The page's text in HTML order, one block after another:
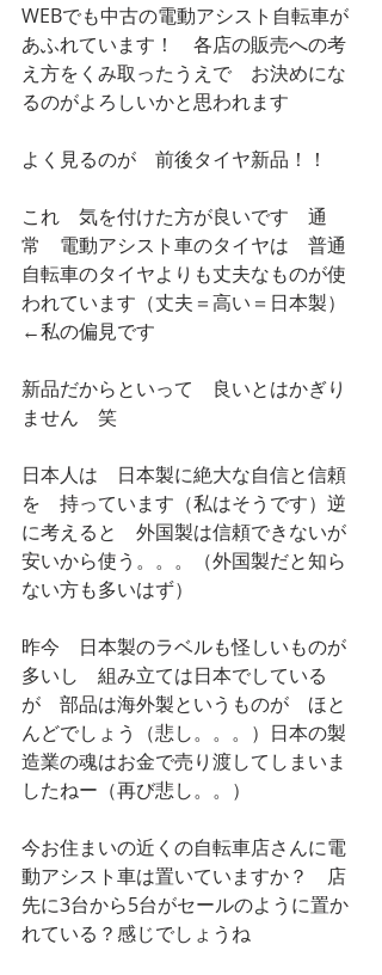
WEBでも中古の電動アシスト自転車が
あふれています！　各店の販売への考
え方をくみ取ったうえで　お決めにな
るのがよろしいかと思われます
よく見るのが　前後タイヤ新品！！
これ　気を付けた方が良いです　通
常　電動アシスト車のタイヤは　普通
自転車のタイヤよりも丈夫なものが使
われています（丈夫＝高い＝日本製）
←私の偏見です
新品だからといって　良いとはかぎり
ません　笑
日本人は　日本製に絶大な自信と信頼
を　持っています（私はそうです）逆
に考えると　外国製は信頼できないが
安いから使う。。。（外国製だと知ら
ない方も多いはず）
昨今　日本製のラベルも怪しいものが
多いし　組み立ては日本でしている
が　部品は海外製というものが　ほと
んどでしょう（悲し。。。）日本の製
造業の魂はお金で売り渡してしまいま
したねー（再び悲し。。）
今お住まいの近くの自転車店さんに電
動アシスト車は置いていますか？　店
先に3台から5台がセールのように置か
れている？感じでしょうね